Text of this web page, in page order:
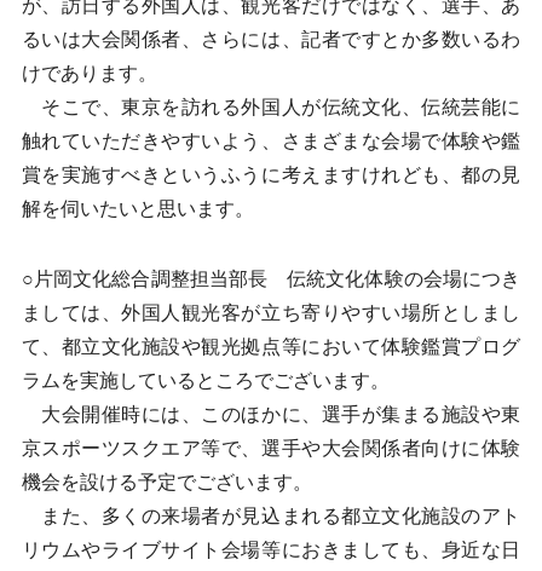
が、訪日する外国人は、観光客だけではなく、選手、あ
るいは大会関係者、さらには、記者ですとか多数いるわ
けであります。
そこで、東京を訪れる外国人が伝統文化、伝統芸能に
触れていただきやすいよう、さまざまな会場で体験や鑑
賞を実施すべきというふうに考えますけれども、都の見
解を伺いたいと思います。
○片岡文化総合調整担当部長 伝統文化体験の会場につき
ましては、外国人観光客が立ち寄りやすい場所としまし
て、都立文化施設や観光拠点等において体験鑑賞プログ
ラムを実施しているところでございます。
大会開催時には、このほかに、選手が集まる施設や東
京スポーツスクエア等で、選手や大会関係者向けに体験
機会を設ける予定でございます。
また、多くの来場者が見込まれる都立文化施設のアト
リウムやライブサイト会場等におきましても、身近な日